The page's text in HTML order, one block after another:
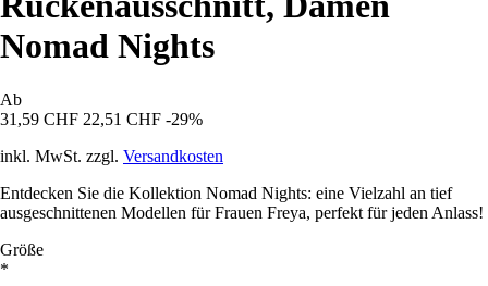
Nomad Nights
Ab
31,59 CHF 22,51 CHF -29%
inkl. MwSt. zzgl. Versandkosten
Entdecken Sie die Kollektion Nomad Nights: eine Vielzahl an tief
ausgeschnittenen Modellen für Frauen Freya, perfekt für jeden Anlass!
Größe
*